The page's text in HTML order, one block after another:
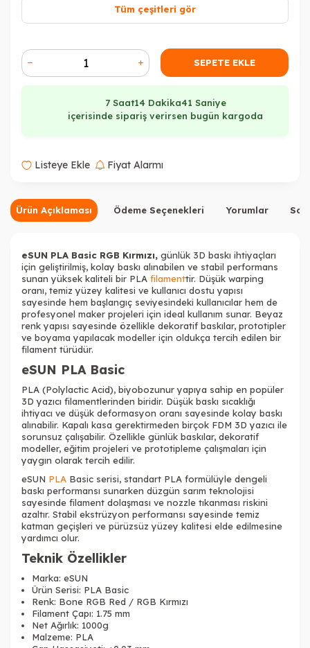
Tüm çeşitleri gör
SEPETE EKLE
7 Saat14 Dakika41 Saniye
içerisinde sipariş verirsen bugün kargoda
Listeye Ekle Fiyat Alarmı
Ürün Açıklaması Ödeme Seçenekleri Yorumlar
eSUN PLA Basic RGB Kırmızı, günlük 3D baskı ihtiyaçları
için geliştirilmiş, kolay baskı alınabilen ve stabil performans
sunan yüksek kaliteli bir PLA filamenttir. Düşük warping
oranı, temiz yüzey kalitesi ve kullanıcı dostu yapısı
sayesinde hem başlangıç seviyesindeki kullanıcılar hem de
profesyonel maker projeleri için ideal kullanım sunar. Beyaz
renk yapısı sayesinde özellikle dekoratif baskılar, prototipler
ve boyama yapılacak modeller için oldukça tercih edilen bir
filament türüdür.
eSUN PLA Basic
PLA (Polylactic Acid), biyobozunur yapıya sahip en popüler
3D yazıcı filamentlerinden biridir. Düşük baskı sıcaklığı
ihtiyacı ve düşük deformasyon oranı sayesinde kolay baskı
alınabilir. Kapalı kasa gerektirmeden birçok FDM 3D yazıcı ile
sorunsuz çalışabilir. Özellikle günlük baskılar, dekoratif
modeller, eğitim projeleri ve prototipleme çalışmaları için
yaygın olarak tercih edilir.
eSUN PLA Basic serisi, standart PLA formülüyle dengeli
baskı performansı sunarken düzgün sarım teknolojisi
sayesinde filament dolaşması ve nozzle tıkanması riskini
azaltır. Stabil ekstrüzyon performansı sayesinde temiz
katman geçişleri ve pürüzsüz yüzey kalitesi elde edilmesine
yardımcı olur.
Teknik Özellikler
Marka: eSUN
Ürün Serisi: PLA Basic
Renk: Bone RGB Red / RGB Kırmızı
Filament Çapı: 1.75 mm
Net Ağırlık: 1000g
Malzeme: PLA